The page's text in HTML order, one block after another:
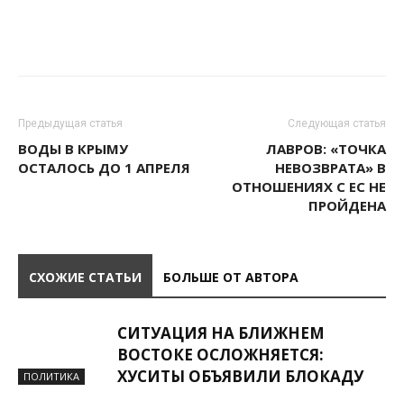
Предыдущая статья
ВОДЫ В КРЫМУ
ОСТАЛОСЬ ДО 1 АПРЕЛЯ
Следующая статья
ЛАВРОВ: «ТОЧКА
НЕВОЗВРАТА» В
ОТНОШЕНИЯХ С ЕС НЕ
ПРОЙДЕНА
СХОЖИЕ СТАТЬИ БОЛЬШЕ ОТ АВТОРА
ПОЛИТИКА
СИТУАЦИЯ НА БЛИЖНЕМ
ВОСТОКЕ ОСЛОЖНЯЕТСЯ:
ХУСИТЫ ОБЪЯВИЛИ БЛОКАДУ